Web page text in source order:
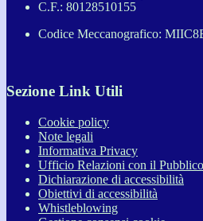
C.F.: 80128510155
Codice Meccanografico:
Sezione Link Utili
Cookie policy
Note legali
Informativa Privacy
Ufficio Relazioni con il Pubblico
Dichiarazione di accessibilità
Obiettivi di accessibilità
Whistleblowing